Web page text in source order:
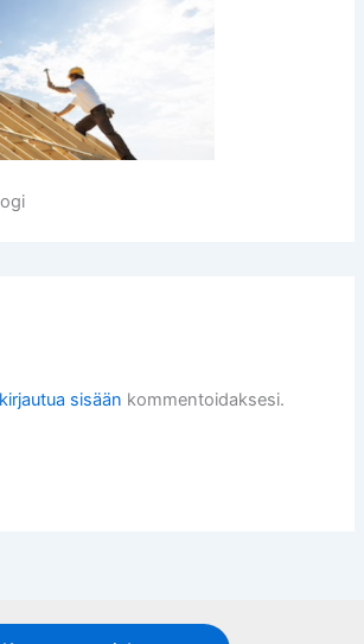
kirjautua sisään kommentoidaksesi.